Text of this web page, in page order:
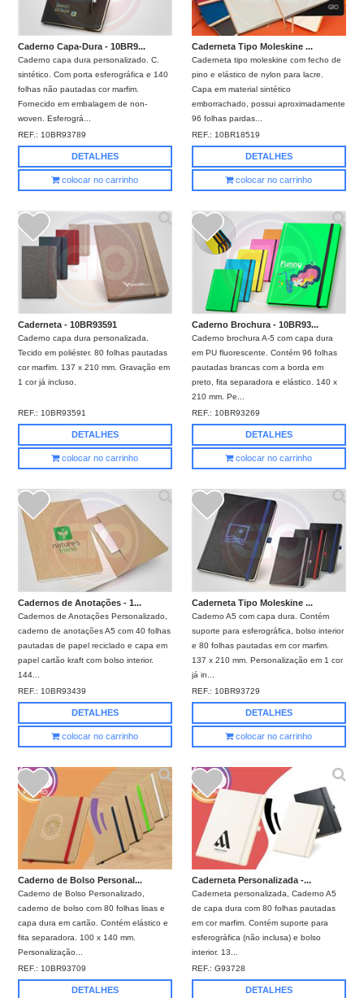
Caderno Capa-Dura - 10BR9...
Caderno capa dura personalizado. C.
sintético. Com porta esferográfica e 140
folhas não pautadas cor marfim.
Fornecido em embalagem de non-
woven. Esferográ...
REF.:10BR93789
DETALHES
colocar no carrinho
Caderneta Tipo Moleskine ...
Caderneta tipo moleskine com fecho de
pino e elástico de nylon para lacre.
Capa em material sintético
emborrachado, possui aproximadamente
96 folhas pardas...
REF.:10BR18519
DETALHES
colocar no carrinho
Caderneta - 10BR93591
Caderno capa dura personalizada.
Tecido em poliéster. 80 folhas pautadas
cor marfim. 137 x 210 mm. Gravação em
1 cor já incluso.
REF.: 10BR93591
DETALHES
colocar no carrinho
Caderno Brochura - 10BR93...
Caderno brochura A-5 com capa dura
em PU fluorescente. Contém 96 folhas
pautadas brancas com a borda em
preto, fita separadora e elástico. 140 x
210 mm. Pe...
REF.: 10BR93269
DETALHES
colocar no carrinho
Cadernos de Anotações - 1...
Cadernos de Anotações Personalizado,
caderno de anotações A5 com 40 folhas
pautadas de papel reciclado e capa em
papel cartão kraft com bolso interior.
144...
REF.: 10BR93439
DETALHES
colocar no carrinho
Caderneta Tipo Moleskine ...
Caderno A5 com capa dura. Contém
suporte para esferográfica, bolso interior
e 80 folhas pautadas em cor marfim.
137 x 210 mm. Personalização em 1 cor
já in...
REF.: 10BR93729
DETALHES
colocar no carrinho
Caderno de Bolso Personal...
Caderno de Bolso Personalizado,
caderno de bolso com 80 folhas lisas e
capa dura em cartão. Contém elástico e
fita separadora. 100 x 140 mm.
Personalização...
REF.:10BR93709
DETALHES
Caderneta Personalizada -...
Caderneta personalizada, Caderno A5
de capa dura com 80 folhas pautadas
em cor marfim. Contém suporte para
esferográfica (não inclusa) e bolso
interior. 13...
REF.:G93728
DETALHES